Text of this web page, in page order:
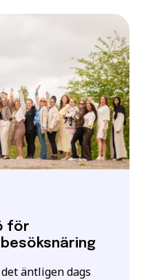
för
äntligen dags